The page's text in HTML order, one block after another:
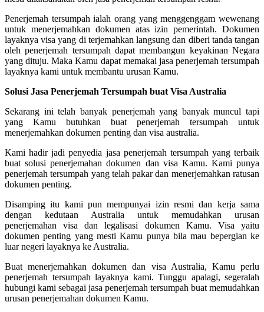
Penerjemah tersumpah ialah orang yang menggenggam wewenang
untuk menerjemahkan dokumen atas izin pemerintah. Dokumen
layaknya visa yang di terjemahkan langsung dan diberi tanda tangan
oleh penerjemah tersumpah dapat membangun keyakinan Negara
yang dituju. Maka Kamu dapat memakai jasa penerjemah tersumpah
layaknya kami untuk membantu urusan Kamu.
Solusi Jasa Penerjemah Tersumpah buat Visa Australia
Sekarang ini telah banyak penerjemah yang banyak muncul tapi
yang Kamu butuhkan buat penerjemah tersumpah untuk
menerjemahkan dokumen penting dan visa australia.
Kami hadir jadi penyedia jasa penerjemah tersumpah yang terbaik
buat solusi penerjemahan dokumen dan visa Kamu. Kami punya
penerjemah tersumpah yang telah pakar dan menerjemahkan ratusan
dokumen penting.
Disamping itu kami pun mempunyai izin resmi dan kerja sama
dengan kedutaan Australia untuk memudahkan urusan
penerjemahan visa dan legalisasi dokumen Kamu. Visa yaitu
dokumen penting yang mesti Kamu punya bila mau bepergian ke
luar negeri layaknya ke Australia.
Buat menerjemahkan dokumen dan visa Australia, Kamu perlu
penerjemah tersumpah layaknya kami. Tunggu apalagi, segeralah
hubungi kami sebagai jasa penerjemah tersumpah buat memudahkan
urusan penerjemahan dokumen Kamu.